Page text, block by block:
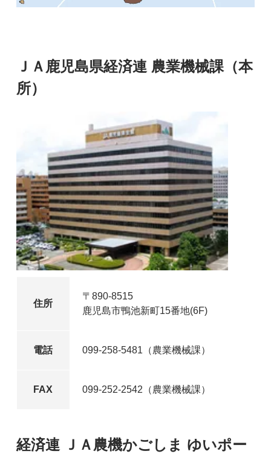
ＪＡ鹿児島県経済連 農業機械課（本
所）
住所
〒890-8515
鹿児島市鴨池新町15番地(6F)
電話 099-258-5481（農業機械課）
FAX 099-252-2542（農業機械課）
経済連 ＪＡ農機かごしま ゆいポー